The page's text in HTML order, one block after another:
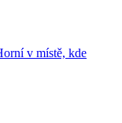
v místě, kde